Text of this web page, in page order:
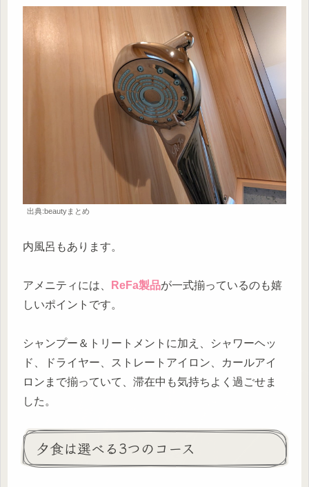
出典:beautyまとめ
内風呂もあります。
アメニティには、 ReFa製品が一式揃っているのも嬉
しいポイントです。
シャンプー＆トリートメントに加え、シャワーヘッ
ド、ドライヤー、ストレートアイロン、カールアイ
ロンまで揃っていて、滞在中も気持ちよく過ごせま
した。
夕食は選べる3つのコース